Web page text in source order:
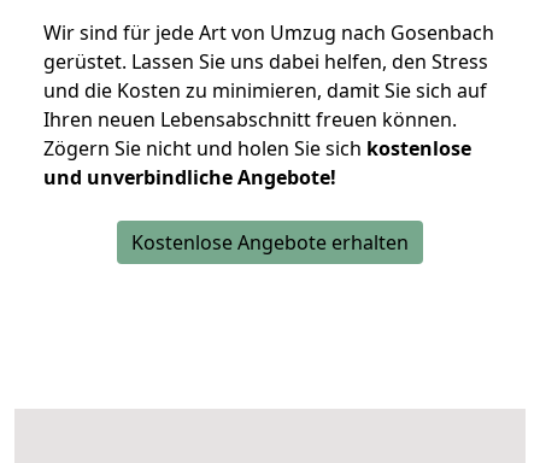
Wir sind für jede Art von Umzug nach Gosenbach
gerüstet. Lassen Sie uns dabei helfen, den Stress
und die Kosten zu minimieren, damit Sie sich auf
Ihren neuen Lebensabschnitt freuen können.
Zögern Sie nicht und holen Sie sich kostenlose
und unverbindliche Angebote!
Kostenlose Angebote erhalten